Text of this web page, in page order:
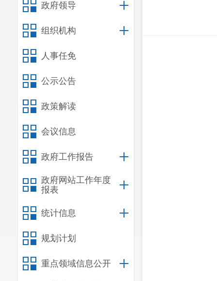
政府领导
组织机构
人事任免
公示公告
政策解读
会议信息
政府工作报告
政府网站工作年度
报表
统计信息
规划计划
重点领域信息公开